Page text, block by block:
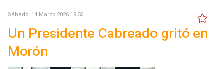
Sábado, 14 Marzo 2026 19:55
Un Presidente Cabreado gritó en
Morón